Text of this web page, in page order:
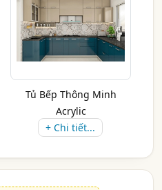
Tủ Bếp Thông Minh
Acrylic
+ Chi tiết...